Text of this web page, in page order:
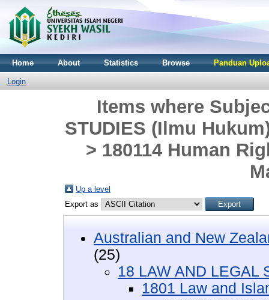
Home About Statistics Browse Panduan
Login
Items where
STUDIES (Ilmu
> 180114 Human
Up a level
Export as
Australian and New
(25)
18 LAW AND LEGAL
1801 Law and